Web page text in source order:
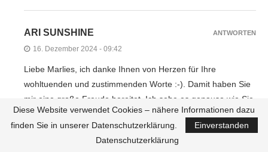
ARI SUNSHINE
16. Dezember 2024 - 09:42
Liebe Marlies, ich danke Ihnen von Herzen für Ihre
wohltuenden und zustimmenden Worte :-). Damit haben Sie
mir eine große Freude bereitet. Ich sehe es genauso wie Sie.
Wenn mir im Internet etwas nicht gefällt, dann schließe ich
die Seite ganz einfach wieder. Ich lese auch nur Zeitschriften
bzw. Zeitungen, die mich interessieren und so handhabe ich
ANTWORTEN
Diese Website verwendet Cookies – nähere Informationen dazu
finden Sie in unserer Datenschutzerklärung.
Einverstanden
Datenschutzerklärung